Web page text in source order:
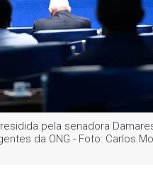
pela senadora
da ONG - Foto: Carlos